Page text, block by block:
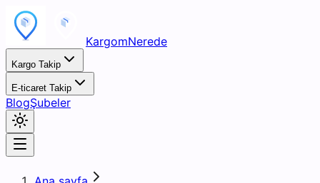
KargomNerede
Kargo Takip
E-ticaret Takip
BlogŞubeler